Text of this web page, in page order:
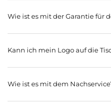
Wie ist es mit der Garantie für
Kann ich mein Logo auf die
Wie ist es mit dem